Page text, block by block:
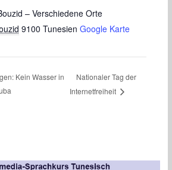
– Verschiedene Orte
9100 Tunesien Google Karte
Kein Wasser in
Nationaler Tag der
Internetfreiheit